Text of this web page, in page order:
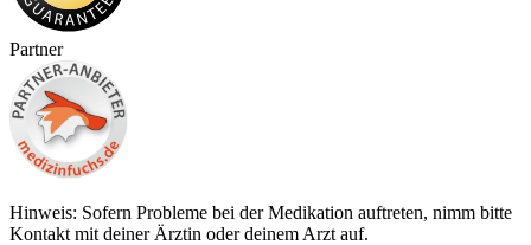
Partner
Hinweis: Sofern Probleme bei der Medikation auftreten, nimm bitte
Kontakt mit deiner Ärztin oder deinem Arzt auf.